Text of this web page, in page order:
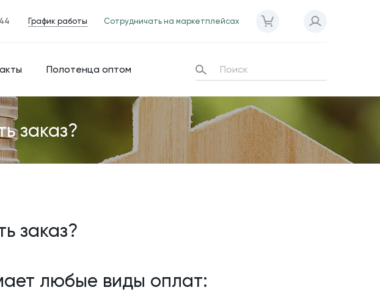
График работы Сотрудничать на маркетплейсах
Полотенца оптом
заказ?
заказ?
любые виды оплат: